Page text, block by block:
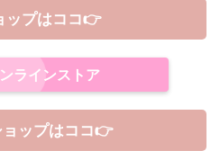
ップはココ👉
ラインストア
ップはココ👉